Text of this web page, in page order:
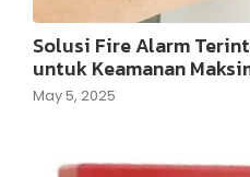
Solusi Fire Alarm
untuk Keamanan
May 5, 2025